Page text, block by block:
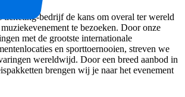
ticketing-bedrijf de kans om overal ter wereld
te bezoeken. Door onze
met de grootste internationale
en sporttoernooien, streven we
wereldwijd. Door een breed aanbod in
brengen wij je naar het evenement